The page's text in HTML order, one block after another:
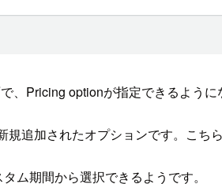
、Pricing optionが指定できるように
規追加されたオプションです。こち
ム期間から選択できるようです。